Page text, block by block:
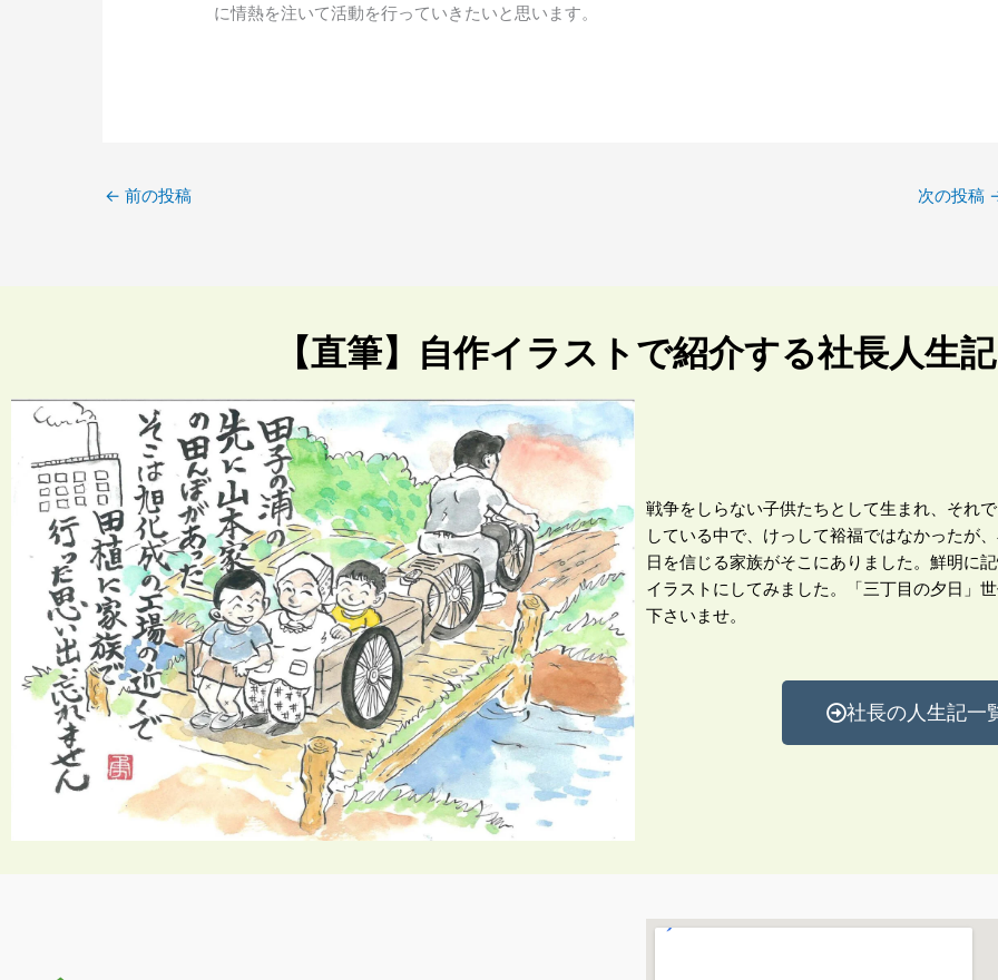
に情熱を注いて活動を行っていきたいと思います。
← 前の投稿 次の投稿
【直筆】自作イラストで紹介する社長人生記
戦争をしらない子供たちとして生まれ、それ
している中で、けっして裕福ではなかったが
日を信じる家族がそこにありました。鮮明に
イラストにしてみました。「三丁目の夕日」
下さいませ。
社長の人生記一